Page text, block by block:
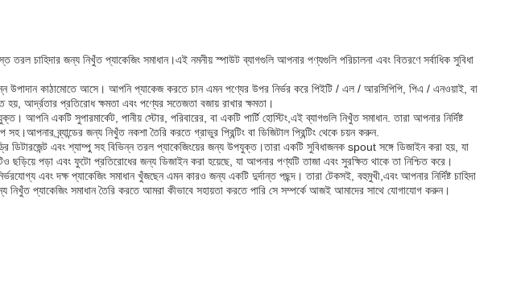
জন্য নিখুঁত প্যাকেজিং সমাধান।এই নমনীয় স্পাউট ব্যাগগুলি আপনার পণ্যগুলি পরিচালনা এবং বিতরণে সর্বাধিক সুবিধা
উপাদান কাঠামোতে আসে। আপনি প্যাকেজ করতে চান এমন পণ্যের উপর নির্ভর করে পিইটি / এল / আরসিপিপি, পিএ / এনওয়াই, বা
আর্দ্রতার প্রতিরোধ ক্ষমতা এবং পণ্যের সতেজতা বজায় রাখার ক্ষমতা।
একটি সুপারমার্কেট, পানীয় স্টোর, পরিবারের, বা একটি পার্টি হোস্টিং,এই ব্যাগগুলি নিখুঁত সমাধান. তারা আপনার নির্দিষ্ট
ব্র্যান্ডের জন্য নিখুঁত নকশা তৈরি করতে গ্রাভুর প্রিন্টিং বা ডিজিটাল প্রিন্টিং থেকে চয়ন করুন.
ডিটারজেন্ট এবং শ্যাম্পু সহ বিভিন্ন তরল প্যাকেজিংয়ের জন্য উপযুক্ত।তারা একটি সুবিধাজনক spout সঙ্গে ডিজাইন করা হয়, যা
পড়া এবং ফুটো প্রতিরোধের জন্য ডিজাইন করা হয়েছে, যা আপনার পণ্যটি তাজা এবং সুরক্ষিত থাকে তা নিশ্চিত করে।
এবং দক্ষ প্যাকেজিং সমাধান খুঁজছেন এমন কারও জন্য একটি দুর্দান্ত পছন্দ। তারা টেকসই, বহুমুখী,এবং আপনার নির্দিষ্ট চাহিদা
নিখুঁত প্যাকেজিং সমাধান তৈরি করতে আমরা কীভাবে সহায়তা করতে পারি সে সম্পর্কে আজই আমাদের সাথে যোগাযোগ করুন।